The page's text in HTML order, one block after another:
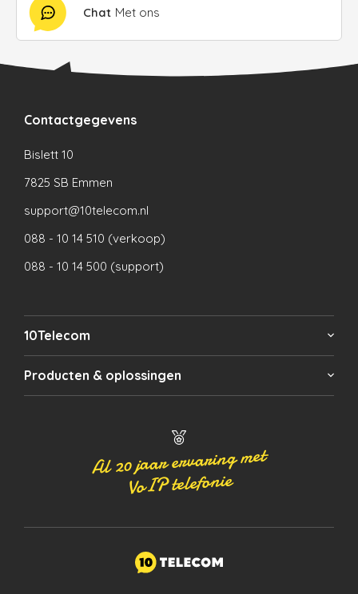
Chat Met ons
Contactgegevens
Bislett 10
7825 SB Emmen
support@10telecom.nl
088 - 10 14 510 (verkoop)
088 - 10 14 500 (support)
10Telecom
Producten & oplossingen
Al 20 jaar ervaring met
VoIP telefonie